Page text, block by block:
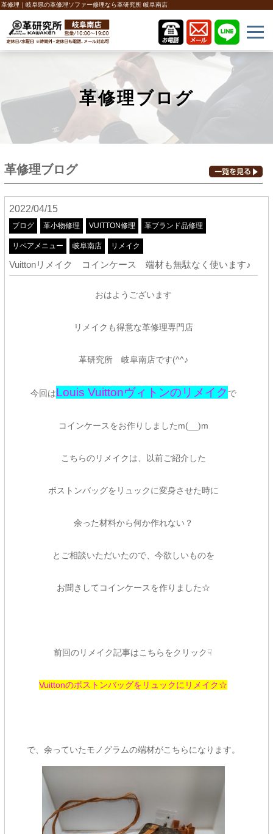
革修理｜岐阜県の革修理ソファー修理なら革研究所 岐阜南店
革修理ブログ
革修理ブログ
2022/04/15
ブログ 革小物修理 VUITTON修理 革ブランド品修理
リペアメニュー 岐阜南店 リメイク
Vuittonリメイク コインケース 端材も無駄なく使います♪
おはようございます
リメイクも得意な革修理専門店
革研究所 岐阜南店です(^^♪
今回はLouis Vuittonヴィトンのリメイク で
コインケースをお作りしましたm(__)m
こちらのリメイクは、以前ご紹介した
ボストンバッグをリュックに変身させた時に
余った材料から何か作れない？
とご相談いただいたので、今欲しいものを
お聞きしてコインケースを作りました☆
前回のリメイク記事はこちらをクリック☟
Vuittonのボストンバッグをリュックにリメイク☆
で、余っていたモノグラムの端材がこちらになります。